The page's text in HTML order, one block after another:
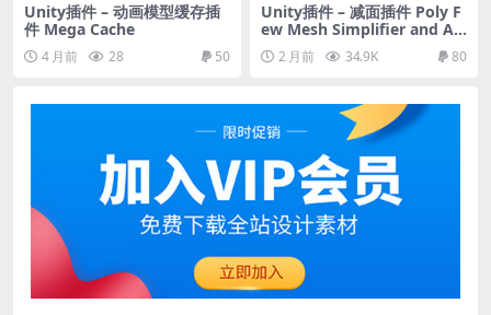
Unity插件 – 动画模型缓存插
件 Mega Cache
4 月前 28 50
Unity插件 – 减面插件 Poly F
ew Mesh Simplifier and Au
to LOD Generator
2 月前 34.9K 80